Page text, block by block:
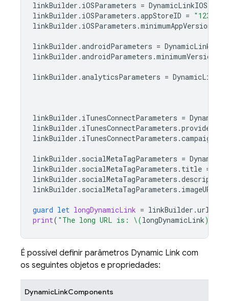
linkBuilder . iOSParameters =
linkBuilder . iOSParameters .appStoreID =
linkBuilder . iOSParameters .minimumAppVersion
linkBuilder .androidParameters =
linkBuilder .androidParameters .minimumVersion
linkBuilder .analyticsParameters =
linkBuilder . iTunesConnectParameters =
linkBuilder . iTunesConnectParameters .
linkBuilder . iTunesConnectParameters .
linkBuilder . socialMetaTagParameters =
linkBuilder . socialMetaTagParameters . title =
linkBuilder . socialMetaTagParameters .
linkBuilder . socialMetaTagParameters . imageURL
guard let longDynamicLink = linkBuilder .url
print( "The long URL is: \(longDynamicLink)
É possível definir parâmetros Dynamic Link com
os seguintes objetos e propriedades:
DynamicLinkComponents